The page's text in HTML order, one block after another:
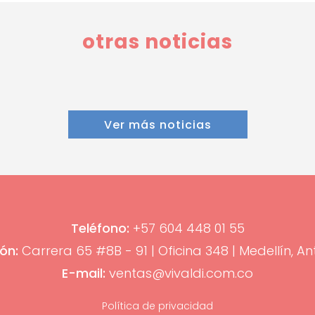
otras noticias
Ver más noticias
Teléfono: +57 604 448 01 55
Carrera 65 #8B - 91 | Oficina 348 | Medellín,
E-mail: ventas@vivaldi.com.co
Política de privacidad